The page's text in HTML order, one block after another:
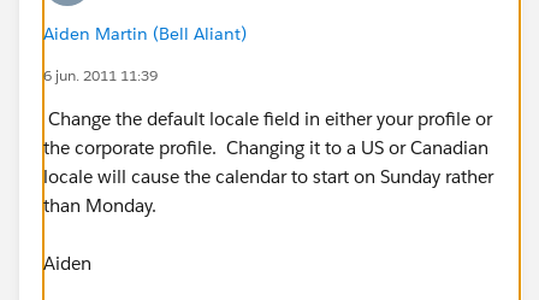
Aiden Martin (Bell Aliant)
6 jun. 2011 11:39
Change the default locale field in either your profile or
the corporate profile. Changing it to a US or Canadian
locale will cause the calendar to start on Sunday rather
than Monday.
Aiden